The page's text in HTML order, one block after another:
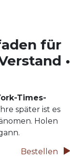
für
•
Times-
später ist es
Holen
Bestellen